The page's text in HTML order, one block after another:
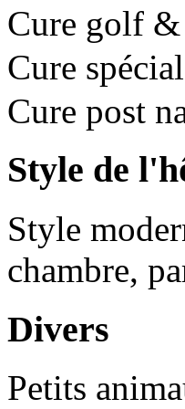
Cure golf &
Cure
Cure post
Style de
Style
chambre,
Divers
Petits